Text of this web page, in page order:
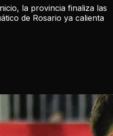
la provincia finaliza las
de Rosario ya calienta